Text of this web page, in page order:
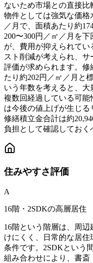
ないため市場との直接比
物件としては強気な価格
／月で、面積あたり約
200〜300円／㎡／月を
が、費用が抑えられて
スト削減が考えられ、
評価が求められます。修
たり約202円／㎡／月と
いう年数を考えると、大
複数回経過している可能
は今後の値上げが生じる
修繕積立金合計は約
負担として確認しておく
住みやすさ評価
A
16階・2SDKの高層居住
16階という階層は、周
けにくく、日常的な居
条件です。2SDKという
組み合わせにより、書斎